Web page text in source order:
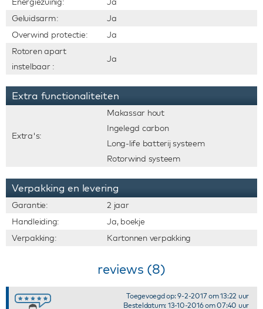
Geluidsarm:
Ja
Overwind protectie:
Ja
Rotoren apart
instelbaar :
Ja
Extra functionaliteiten
Extra's:
Makassar hout
Ingelegd carbon
Long-life batterij systeem
Rotorwind systeem
Verpakking en levering
Garantie:
2 jaar
Handleiding:
Ja, boekje
Verpakking:
Kartonnen verpakking
reviews (8)
Toegevoegd op: 9-2-2017 om 13:22 uur
Besteldatum: 13-10-2016 om 07:40 uur